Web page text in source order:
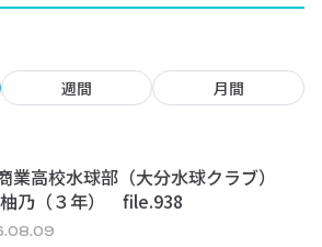
週間 月間
業高校水球部（大分水球クラブ）
乃（３年） file.938